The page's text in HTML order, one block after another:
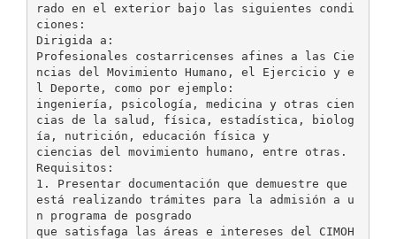
rado en el exterior bajo las siguientes condi
ciones:
Dirigida a:
Profesionales costarricenses afines a las Cie
ncias del Movimiento Humano, el Ejercicio y e
l Deporte, como por ejemplo:
ingeniería, psicología, medicina y otras cien
cias de la salud, física, estadística, biolog
ía, nutrición, educación física y
ciencias del movimiento humano, entre otras.
Requisitos:
1. Presentar documentación que demuestre que
está realizando trámites para la admisión a u
n programa de posgrado
que satisfaga las áreas e intereses del CIMOH